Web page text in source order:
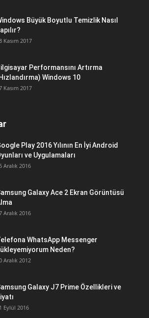
Büyük Boyutlu Temizlik Nasıl
Kasım 2017
Performansını Artırma
Windows 10
Kasım 2017
Play 2016 Yılının En İyi Android
ve Uygulamaları
Aralık 2016
Galaxy Ace 2 Ekran Görüntüsü
Aralık 2016
WhatsApp Messenger
Neden?
Aralık 2012
Galaxy J7 Prime Özellikleri ve
Eylül 2016